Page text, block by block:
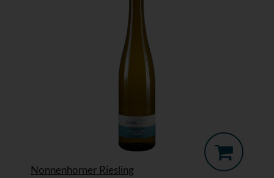
Nonnenhorner Riesling